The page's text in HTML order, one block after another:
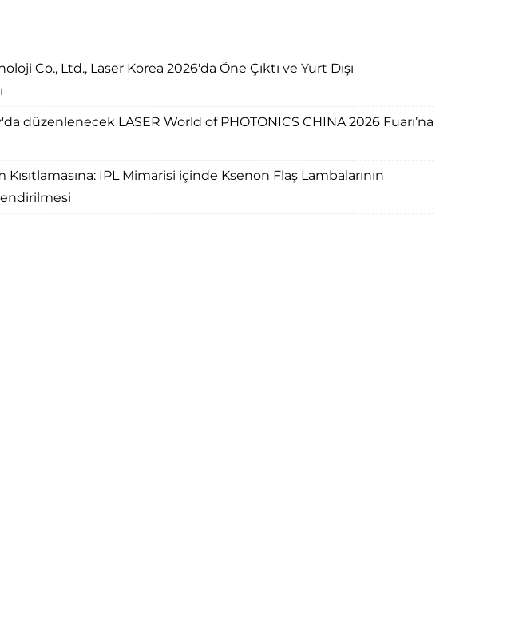
Co., Ltd., Laser Korea 2026'da Öne Çıktı ve Yurt Dışı
düzenlenecek LASER World of PHOTONICS CHINA 2026 Fuarı’na
IPL Mimarisi içinde Ksenon Flaş Lambalarının